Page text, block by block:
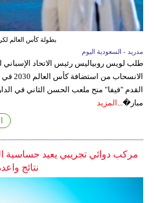
بطولة كأس العالم
مدريد - السعودية اليوم
طلب لويس روبياليس رئيس الاتحاد الإسباني
القدم "فيفا" منح ملعب الحسن الثاني في
مبار�... المزيد
مركب دوائي تجريبي يعيد حساسية
نتائج